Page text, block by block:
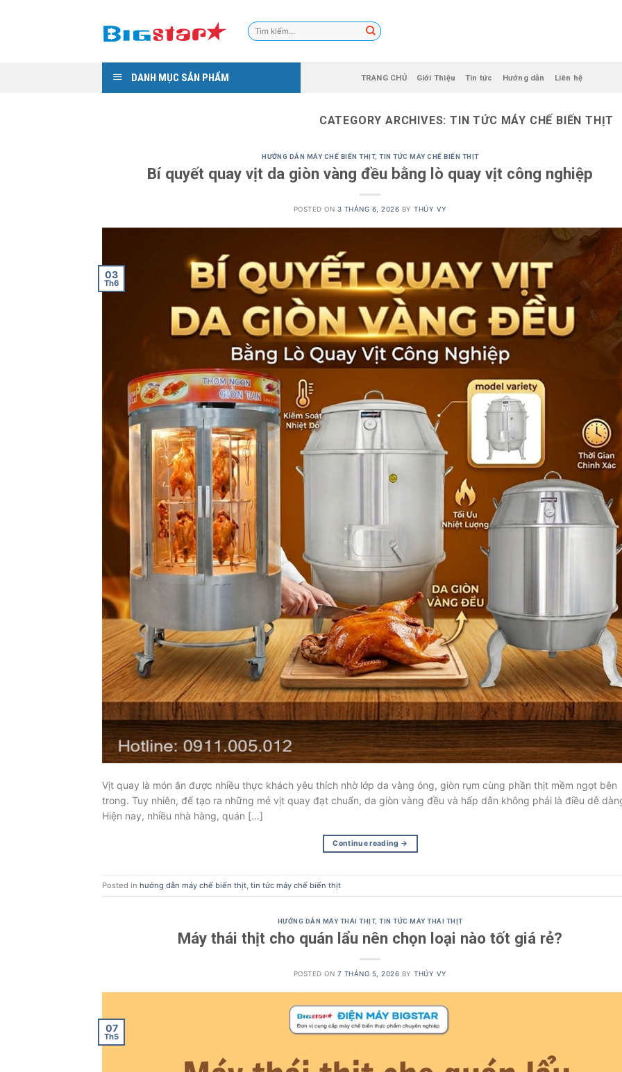
Tìm
kiếm:
DANH MỤC SẢN PHẨM TRANG CHỦ Giới Thiệu Tin tức Hướng dẫn Liên hệ
CATEGORY ARCHIVES:TIN TỨC MÁY CHẾ BIẾN THỊT
HƯỚNG DẪN MÁY CHẾ BIẾN THỊT,TIN TỨC MÁY CHẾ BIẾN THỊT
Bí quyết quay vịt da giòn vàng đều bằng lò quay vịt công nghiệp
POSTED ON 3 THÁNG 6, 2026 BYTHÚY VY
03
Th6
Vịt quay là món ăn được nhiều thực khách yêu thích nhờ lớp da vàng óng, giòn rụm cùng phần thịt mềm ngọt bên
trong. Tuy nhiên, để tạo ra những mẻ vịt quay đạt chuẩn, da giòn vàng đều và hấp dẫn không phải là điều dễ
Hiện nay, nhiều nhà hàng, quán […]
Continue reading →
Posted in hướng dẫn máy chế biến thịt tin tức máy chế biến thịt
HƯỚNG DẪN MÁY THÁI THỊT,TIN TỨC MÁY THÁI THỊT
Máy thái thịt cho quán lẩu nên chọn loại nào tốt giá rẻ?
POSTED ON 7 THÁNG 5, 2026 BYTHÚY VY
07
Th5